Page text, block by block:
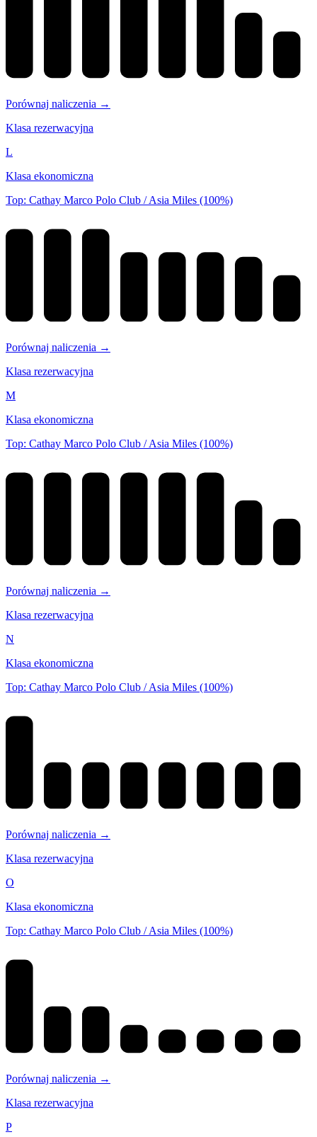
Porównaj naliczenia →
Klasa rezerwacyjna
L
Klasa ekonomiczna
Top: Cathay Marco Polo Club / Asia Miles (100%)
Porównaj naliczenia →
Klasa rezerwacyjna
M
Klasa ekonomiczna
Top: Cathay Marco Polo Club / Asia Miles (100%)
Porównaj naliczenia →
Klasa rezerwacyjna
N
Klasa ekonomiczna
Top: Cathay Marco Polo Club / Asia Miles (100%)
Porównaj naliczenia →
Klasa rezerwacyjna
O
Klasa ekonomiczna
Top: Cathay Marco Polo Club / Asia Miles (100%)
Porównaj naliczenia →
Klasa rezerwacyjna
P